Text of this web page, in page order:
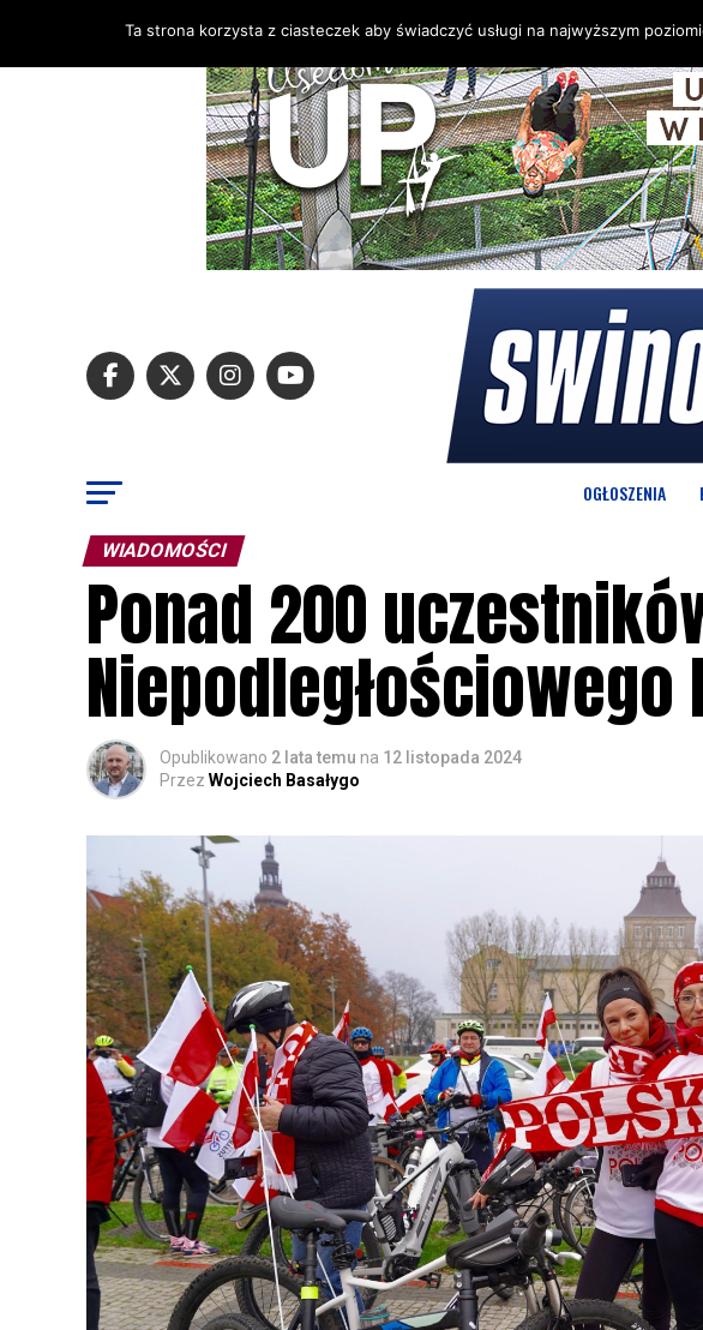
OGŁOSZENIA
WIADOMOŚCI
Ponad 200
Opublikowano 2 lata temu na 12 listopada 2024
Przez Wojciech Basałygo
Ta strona korzysta z ciasteczek aby świadczyć usługi na najwyższym